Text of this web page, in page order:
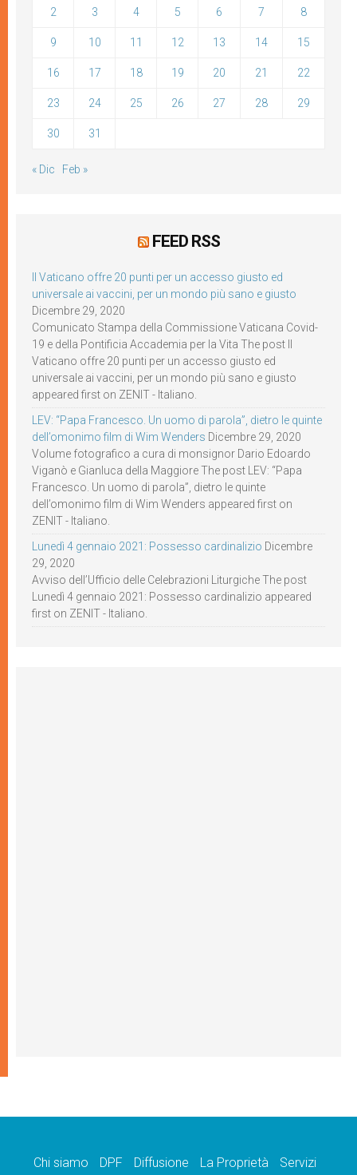
2 3 4 5 6 7 8
9 10 11 12 13 14 15
16 17 18 19 20 21 22
23 24 25 26 27 28 29
30 31
« Dic Feb »
FEED RSS
Il Vaticano offre 20 punti per un accesso giusto ed
universale ai vaccini, per un mondo più sano e giusto
Dicembre 29, 2020
Comunicato Stampa della Commissione Vaticana Covid-
19 e della Pontificia Accademia per la Vita The post Il
Vaticano offre 20 punti per un accesso giusto ed
universale ai vaccini, per un mondo più sano e giusto
appeared first on ZENIT - Italiano.
LEV: “Papa Francesco. Un uomo di parola”, dietro le quinte
dell’omonimo film di Wim Wenders Dicembre 29, 2020
Volume fotografico a cura di monsignor Dario Edoardo
Viganò e Gianluca della Maggiore The post LEV: “Papa
Francesco. Un uomo di parola”, dietro le quinte
dell’omonimo film di Wim Wenders appeared first on
ZENIT - Italiano.
Lunedì 4 gennaio 2021: Possesso cardinalizio Dicembre
29, 2020
Avviso dell’Ufficio delle Celebrazioni Liturgiche The post
Lunedì 4 gennaio 2021: Possesso cardinalizio appeared
first on ZENIT - Italiano.
Chi siamo DPF Diffusione La Proprietà Servizi